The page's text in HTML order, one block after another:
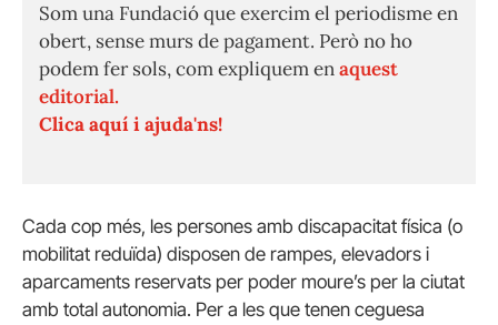
Som una Fundació que exercim el periodisme en
obert, sense murs de pagament. Però no ho
podem fer sols, com expliquem enaquest
editorial.
Clica aquí i ajuda'ns!
Cada cop més, les persones amb discapacitat física (o
mobilitat reduïda) disposen de rampes, elevadors i
aparcaments reservats per poder moure’s per la ciutat
amb total autonomia. Per a les que tenen ceguesa